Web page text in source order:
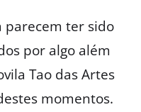
parecem ter sido
por algo além
Tao das Artes
momentos.